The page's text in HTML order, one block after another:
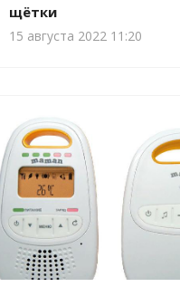
щётки
15 августа 2022 11:20